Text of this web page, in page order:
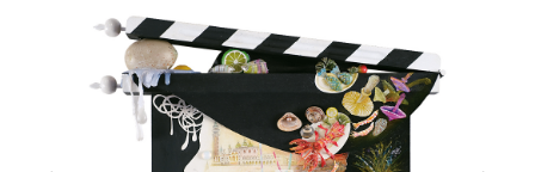
O projektu
Aktuální výstavy
Aukce filmových klapek